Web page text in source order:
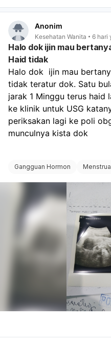
fisik, tes kehamilan
Anonim
Kesehatan Wanita 6 hari
Halo dok ijin mau
Haid tidak
Halo dok  ijin mau
tidak teratur dok. Satu
jarak 1 Minggu terus haid
ke klinik untuk USG
periksakan lagi ke poli
munculnya kista dok
Gangguan Hormon